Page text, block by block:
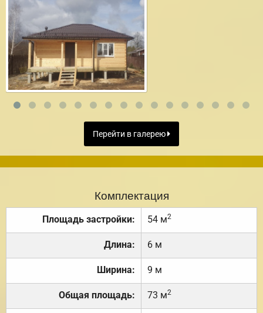
Перейти в галерею
Комплектация
Площадь застройки: 54 м2
Длина: 6 м
Ширина: 9 м
Общая площадь: 73 м2